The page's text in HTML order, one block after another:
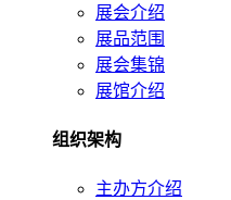
展会介绍
展品范围
展会集锦
展馆介绍
组织架构
主办方介绍